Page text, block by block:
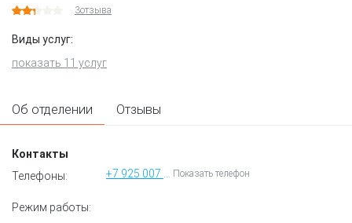
3отзыва
Виды услуг:
показать 11 услуг
Об отделении Отзывы
Контакты
Телефоны:
Показать телефон
Режим работы: